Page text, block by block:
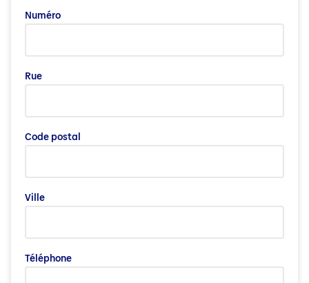
Numéro
Rue
Code postal
Ville
Téléphone